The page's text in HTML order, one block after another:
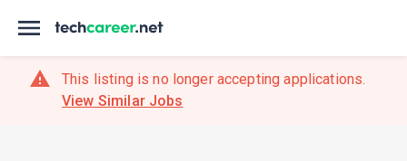
This listing is no longer accepting applications.
View Similar Jobs